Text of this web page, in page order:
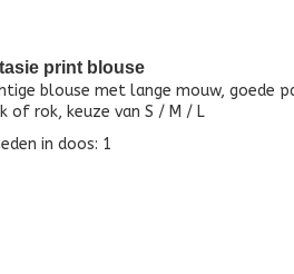
print blouse
blouse met lange mouw,
of rok, keuze van S / M / L
in doos: 1